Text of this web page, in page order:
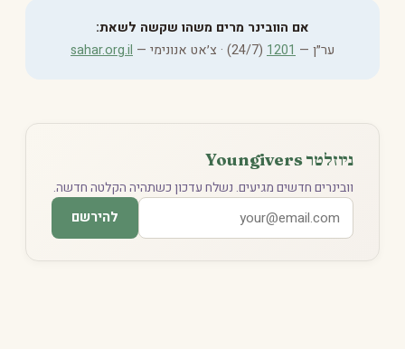
אם הוובינר מרים משהו שקשה לשאת:
ער״ן — 1201 (24/7) · צ׳אט אנונימי — sahar.org.il
ניוזלטר Youngivers
וובינרים חדשים מגיעים. נשלח עדכון כשתהיה הקלטה חדשה.
להירשם